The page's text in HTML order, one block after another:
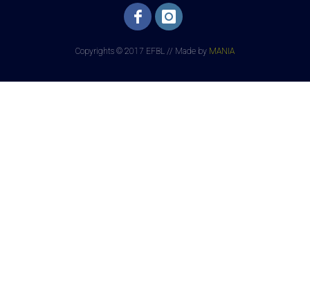
Copyrights © 2017 EFBL // Made by MANIA